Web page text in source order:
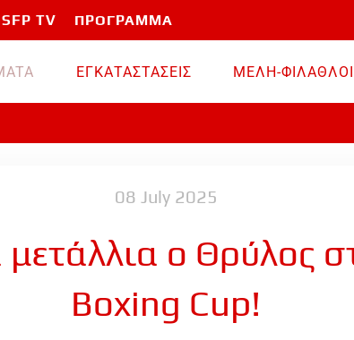
TV ΠΡΟΓΡΑΜΜΑ
ΕΓΚΑΤΑΣΤΑΣΕΙΣ ΜΕΛΗ-ΦΙΛΑΘΛΟΙ
08 July 2025
ο Θρύλος
Boxing Cup!